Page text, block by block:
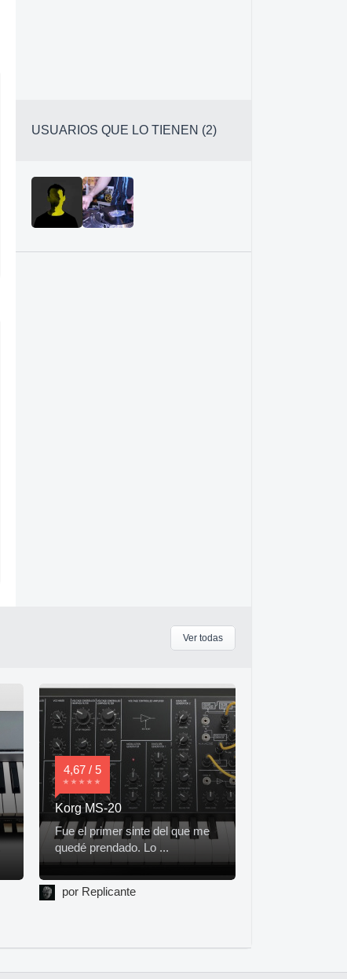
USUARIOS QUE LO TIENEN (2)
Ver todas
4,67 / 5
Korg MS-20
Fue el primer sinte del que me
quedé prendado. Lo ...
por Replicante